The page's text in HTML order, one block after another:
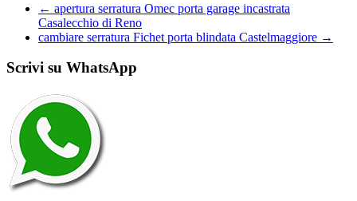
← apertura serratura Omec porta garage incastrata
Casalecchio di Reno
cambiare serratura Fichet porta blindata Castelmaggiore →
Scrivi su WhatsApp